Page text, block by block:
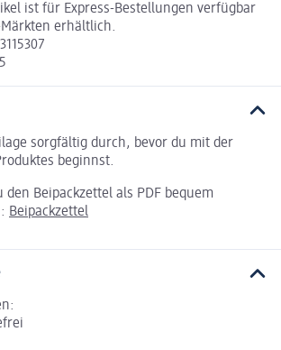
ist für Express-Bestellungen verfügbar
erhältlich.
sorgfältig durch, bevor du mit der
beginnst.
den Beipackzettel als PDF bequem
Beipackzettel